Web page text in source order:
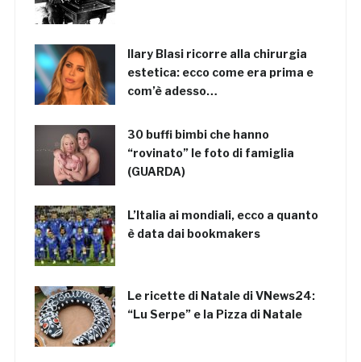
Ilary Blasi ricorre alla chirurgia
estetica: ecco come era prima e
com’è adesso…
30 buffi bimbi che hanno
“rovinato” le foto di famiglia
(GUARDA)
L’Italia ai mondiali, ecco a quanto
è data dai bookmakers
Le ricette di Natale di VNews24:
“Lu Serpe” e la Pizza di Natale